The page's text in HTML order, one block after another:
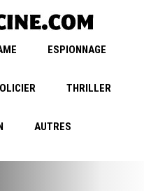
ESPIONNAGE
THRILLER
AUTRES